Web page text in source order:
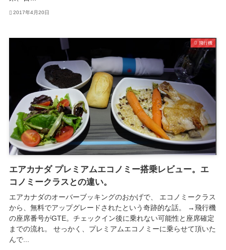
2017年4月20日
飛行機
エアカナダ プレミアムエコノミー搭乗レビュー。エ
コノミークラスとの違い。
エアカナダのオーバーブッキングのおかげで、 エコノミークラス
から、無料でアップグレードされたという奇跡的な話。 →飛行機
の座席番号がGTE。チェックイン後に乗れない可能性と座席確定
までの流れ。 せっかく、プレミアムエコノミーに乗らせて頂いた
んで...